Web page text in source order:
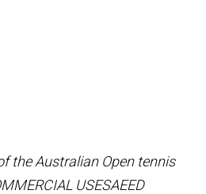
the Australian Open tennis
USESAEED